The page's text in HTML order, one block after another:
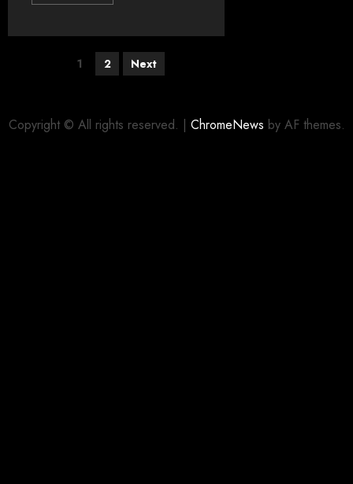
1 2 Next
Copyright © All rights reserved. | ChromeNews by AF themes.